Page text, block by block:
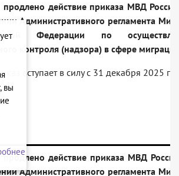
действие приказа МВД
Административного регламента
Федерации по
контроля (надзора) в сфере
вступает в силу с 31 декабря 2025
действие приказа МВД
Административного регламента
вы